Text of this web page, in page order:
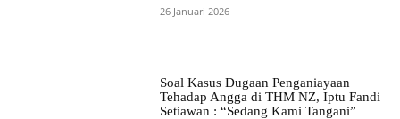
26 Januari 2026
Soal Kasus Dugaan Penganiayaan
Tehadap Angga di THM NZ, Iptu Fandi
Setiawan : “Sedang Kami Tangani”